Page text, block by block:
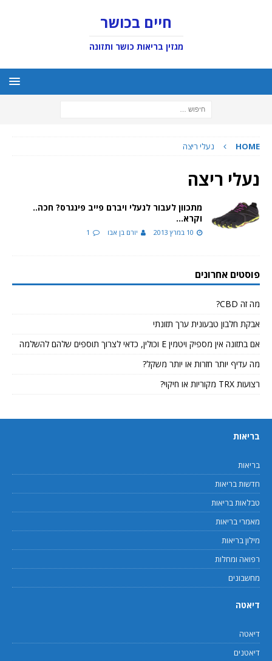
חיים בכושר
מגזין בריאות כושר ותזונה
HOME נעלי ריצה
נעלי ריצה
מתכוון לעבור לנעלי ויברם פייב פינגרס? חכה..
וקרא…
10 במרץ 2013 יורם בן אבו 1
פוסטים אחרונים
מה זה CBD?
אבקת חלבון טבעונית ערך תזונתי
אם בתזונה אין מספיק ויטמין E וכולין, כדאי לצרוך תוספים שלהם להשלמה
מה עדיף יותר חזרות או יותר משקל?
רצועות TRX מקוריות או חיקוי?
בריאות
בריאות
חדשות בריאות
טבלאות בריאות
מאמרי בריאות
מילון בריאות
רפואה ומחלות
מחשבונים
דיאטה
דיאטה
דיאטנים